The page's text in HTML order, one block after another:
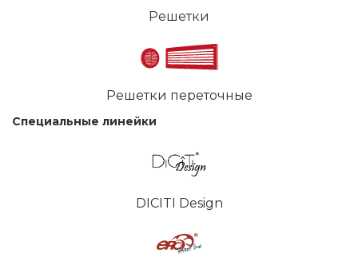
Решетки
Решетки переточные
Специальные линейки
DICITI Design